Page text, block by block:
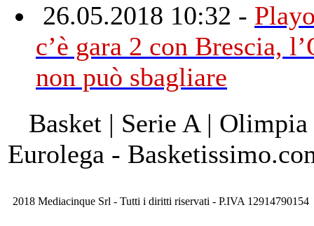
26.05.2018 10:32 -
c’è gara 2 con Brescia,
non può sbagliare
Basket | Serie A |
Eurolega -
2018 Mediacinque Srl - Tutti i diritti riservati - P.IVA 12914790154